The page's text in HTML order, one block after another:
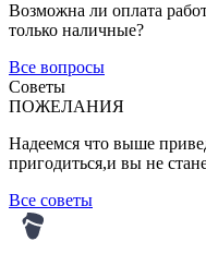
Возможна ли оплата
только наличные?
Все вопросы
Советы
ПОЖЕЛАНИЯ
Надеемся что выше
пригодиться,и вы не
Все советы